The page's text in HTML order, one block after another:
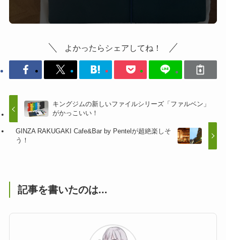
よかったらシェアしてね！
キングジムの新しいファイルシリーズ「ファルベン」
がかっこいい！
GINZA RAKUGAKI Cafe&Bar by Pentelが超絶楽しそ
う！
記事を書いたのは...